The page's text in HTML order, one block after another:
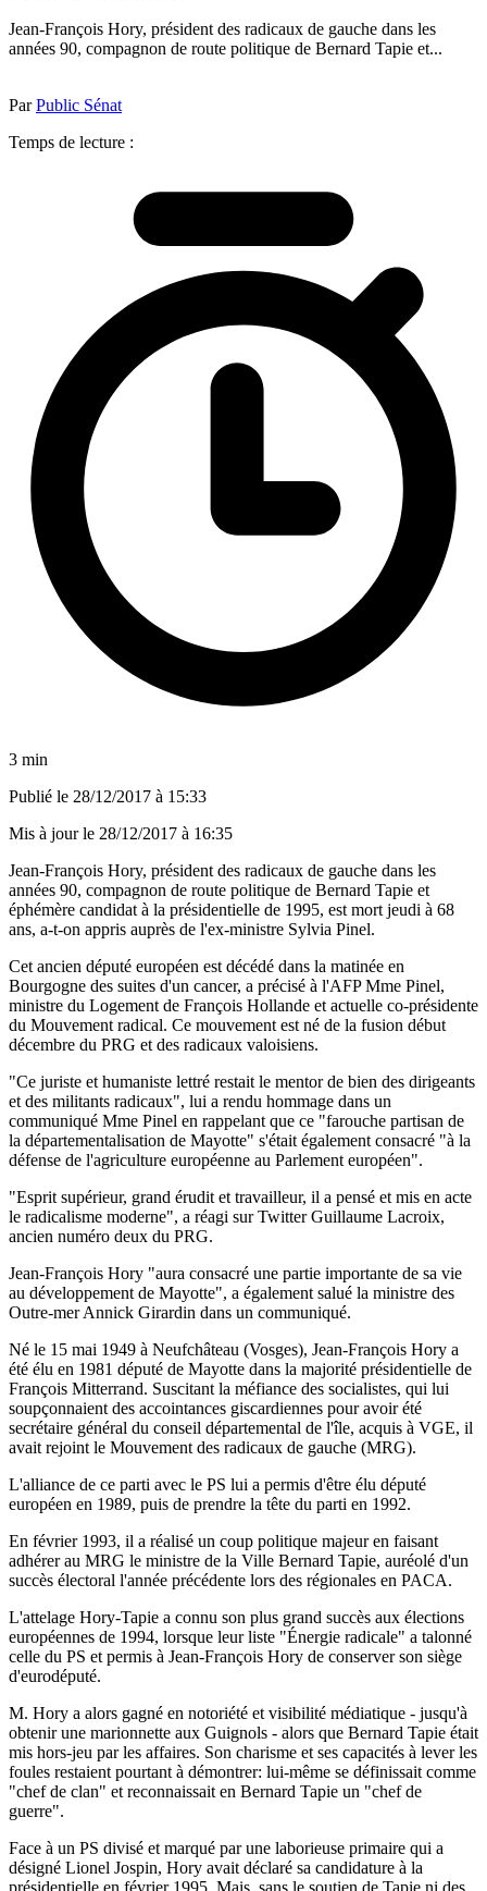
Jean-François Hory, président des radicaux de gauche dans les
années 90, compagnon de route politique de Bernard Tapie et...
ParPublic Sénat
Temps de lecture :
3 min
Publié le 28/12/2017 à 15:33
Mis à jour le 28/12/2017 à 16:35
Jean-François Hory, président des radicaux de gauche dans les
années 90, compagnon de route politique de Bernard Tapie et
éphémère candidat à la présidentielle de 1995, est mort jeudi à 68
ans, a-t-on appris auprès de l'ex-ministre Sylvia Pinel.
Cet ancien député européen est décédé dans la matinée en
Bourgogne des suites d'un cancer, a précisé à l'AFP Mme Pinel,
ministre du Logement de François Hollande et actuelle co-présidente
du Mouvement radical. Ce mouvement est né de la fusion début
décembre du PRG et des radicaux valoisiens.
"Ce juriste et humaniste lettré restait le mentor de bien des dirigeants
et des militants radicaux", lui a rendu hommage dans un
communiqué Mme Pinel en rappelant que ce "farouche partisan de
la départementalisation de Mayotte" s'était également consacré "à la
défense de l'agriculture européenne au Parlement européen".
"Esprit supérieur, grand érudit et travailleur, il a pensé et mis en acte
le radicalisme moderne", a réagi sur Twitter Guillaume Lacroix,
ancien numéro deux du PRG.
Jean-François Hory "aura consacré une partie importante de sa vie
au développement de Mayotte", a également salué la ministre des
Outre-mer Annick Girardin dans un communiqué.
Né le 15 mai 1949 à Neufchâteau (Vosges), Jean-François Hory a
été élu en 1981 député de Mayotte dans la majorité présidentielle de
François Mitterrand. Suscitant la méfiance des socialistes, qui lui
soupçonnaient des accointances giscardiennes pour avoir été
secrétaire général du conseil départemental de l'île, acquis à VGE, il
avait rejoint le Mouvement des radicaux de gauche (MRG).
L'alliance de ce parti avec le PS lui a permis d'être élu député
européen en 1989, puis de prendre la tête du parti en 1992.
En février 1993, il a réalisé un coup politique majeur en faisant
adhérer au MRG le ministre de la Ville Bernard Tapie, auréolé d'un
succès électoral l'année précédente lors des régionales en PACA.
L'attelage Hory-Tapie a connu son plus grand succès aux élections
européennes de 1994, lorsque leur liste "Énergie radicale" a talonné
celle du PS et permis à Jean-François Hory de conserver son siège
d'eurodéputé.
M. Hory a alors gagné en notoriété et visibilité médiatique - jusqu'à
obtenir une marionnette aux Guignols - alors que Bernard Tapie était
mis hors-jeu par les affaires. Son charisme et ses capacités à lever les
foules restaient pourtant à démontrer: lui-même se définissait comme
"chef de clan" et reconnaissait en Bernard Tapie un "chef de
guerre".
Face à un PS divisé et marqué par une laborieuse primaire qui a
désigné Lionel Jospin, Hory avait déclaré sa candidature à la
présidentielle en février 1995. Mais, sans le soutien de Tapie ni des